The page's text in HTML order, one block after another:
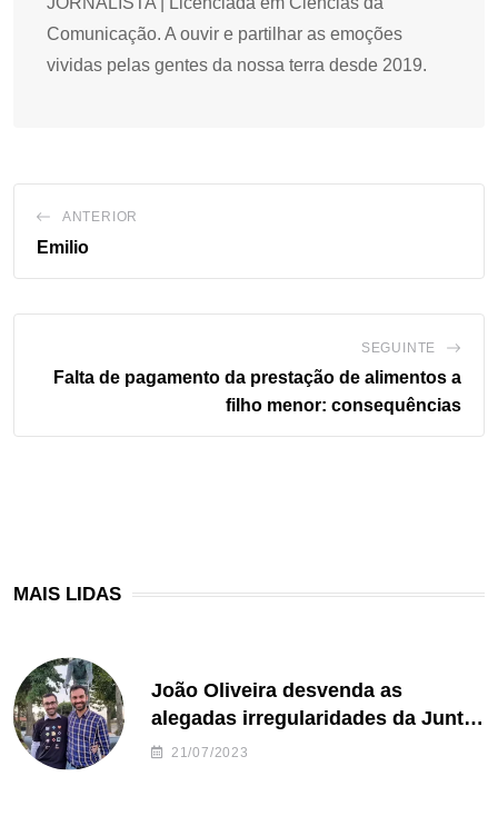
Comunicação. A ouvir e partilhar as emoções
vividas pelas gentes da nossa terra desde 2019.
ANTERIOR
Emilio
SEGUINTE
Falta de pagamento da prestação de alimentos a
filho menor: consequências
MAIS LIDAS
João Oliveira desvenda as
alegadas irregularidades da Junta
de Freguesia S. João de Ver
21/07/2023